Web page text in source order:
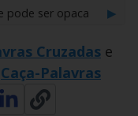
e respeitados da
pode ser opaca
▶
preço de banana. ▶
essa ave à
Cruzadas e
Caça-Palavras